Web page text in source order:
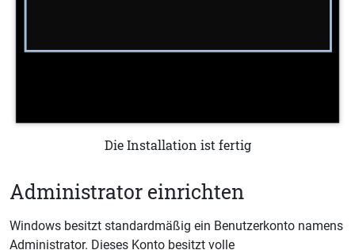
Die Installation ist fertig
Administrator einrichten
Windows besitzt standardmäßig ein Benutzerkonto namens
Administrator. Dieses Konto besitzt volle